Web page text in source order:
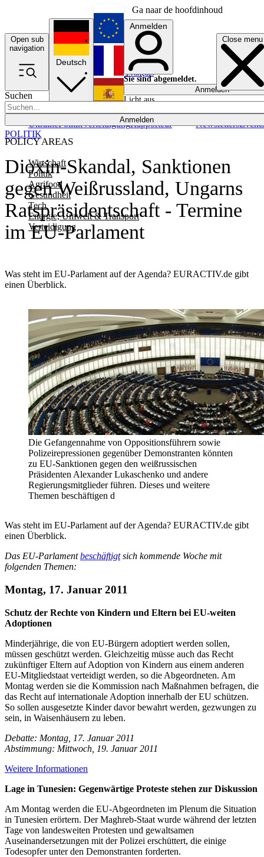
Ga naar de hoofdinhoud
Open sub
navigation
Close menu
Suchen
Anmelden
POLICY AREAS
Wirtschaft
Politik
Agrifood
Gesundheit
Tech
Energie, Umwelt & Transport
Verteidigung
UkrainePolitikVerteidigungRapporteur NewslettersEvents
Deutsch
English
Français
Anmelden
Sie sind abgemeldet.
Anmelden
Licht aus
Dioxin-Skandal, Sanktionen
gegen Weißrussland, Ungarns
Ratspräsidentschaft - Termine
im EU-Parlament
Was steht im EU-Parlament auf der Agenda? EURACTIV.de gibt
einen Überblick.
POLITIK
Die Gefangennahme von Oppositionsführern sowie
Polizeirepressionen gegenüber Demonstranten könnten
zu EU-Sanktionen gegen den weißrussischen
Präsidenten Alexander Lukaschenko und andere
Regierungsmitglieder führen. Dieses und weitere
Themen beschäftigen d
Was steht im EU-Parlament auf der Agenda? EURACTIV.de gibt
einen Überblick.
Das EU-Parlamentbeschäftigtsich kommende Woche mit
folgenden Themen:
Montag, 17. Januar 2011
Schutz der Rechte von Kindern und Eltern bei EU-weiten
Adoptionen
Minderjährige, die von EU-Bürgern adoptiert werden sollen,
müssen geschützt werden. Gleichzeitig müsse auch das Recht
zukünftiger Eltern auf Adoption von Kindern aus einem anderen
EU-Mitgliedstaat verteidigt werden, so die Abgeordneten. Am
Montag werden sie die Kommission nach Maßnahmen befragen, die
das Recht auf internationale Adoption innerhalb der EU schützen.
So sollen ausgesetzte Kinder davor bewahrt werden, gezwungen zu
sein, in Waisenhäusern zu leben.
Debatte: Montag, 17. Januar 2011
Abstimmung: Mittwoch, 19. Januar 2011
Weitere Informationen
Lage in Tunesien: Gegenwärtige Proteste stehen zur Diskussion
Am Montag werden die EU-Abgeordneten im Plenum die Situation
in Tunesien erörtern. Der Maghreb-Staat wurde während der letzten
Tage von landesweiten Protesten und gewaltsamen
Auseinandersetzungen mit der Polizei erschüttert, die einige
Todesopfer unter den Demonstranten forderten.